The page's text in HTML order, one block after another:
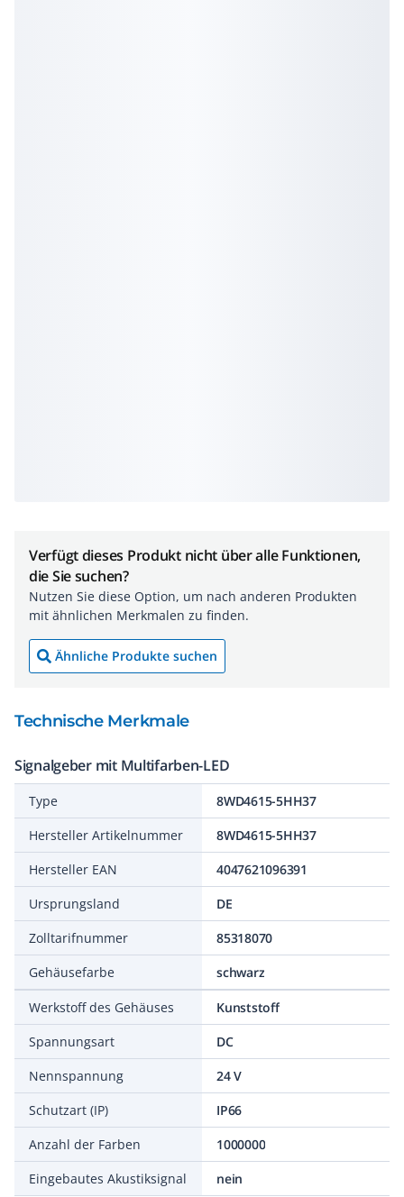
Verfügt dieses Produkt nicht über alle Funktionen,
die Sie suchen?
Nutzen Sie diese Option, um nach anderen Produkten
mit ähnlichen Merkmalen zu finden.
Ähnliche Produkte suchen
Technische Merkmale
Signalgeber mit Multifarben-LED
Type
8WD4615-5HH37
Hersteller Artikelnummer
8WD4615-5HH37
Hersteller EAN
4047621096391
Ursprungsland
DE
Zolltarifnummer
85318070
Gehäusefarbe
schwarz
Werkstoff des Gehäuses
Kunststoff
Spannungsart
DC
Nennspannung
24 V
Schutzart (IP)
IP66
Anzahl der Farben
1000000
Eingebautes Akustiksignal
nein